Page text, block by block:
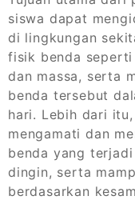
siswa dapat
di lingkungan
fisik benda
dan massa, serta
benda tersebut
hari. Lebih dari
mengamati dan
benda yang
dingin, serta
berdasarkan